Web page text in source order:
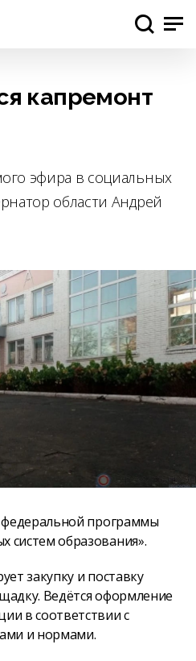
капремонт
эфира в социальных
области Андрей
федеральной программы
систем образования».
закупку и поставку
Ведётся оформление
в соответствии с
и нормами.